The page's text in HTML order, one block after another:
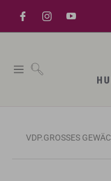
Navigation
VDP.GROSSES